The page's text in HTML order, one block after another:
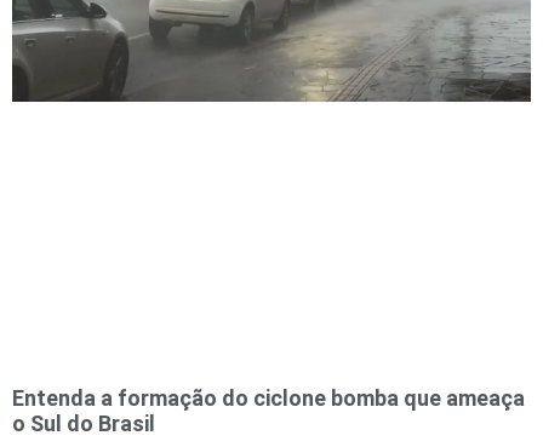
Entenda a formação do ciclone bomba que ameaça
o Sul do Brasil